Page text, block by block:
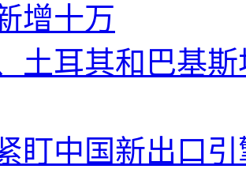
增十万
土耳其和巴基
盯中国新出口